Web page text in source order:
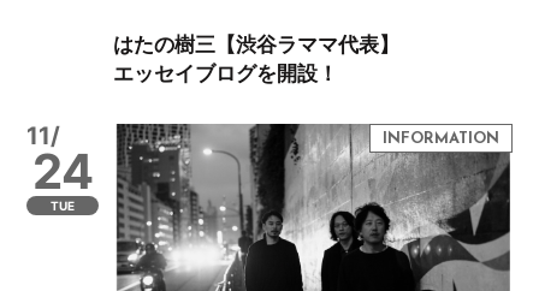
はたの樹三【渋谷ラママ代表】
エッセイブログを開設！
11/
24
TUE